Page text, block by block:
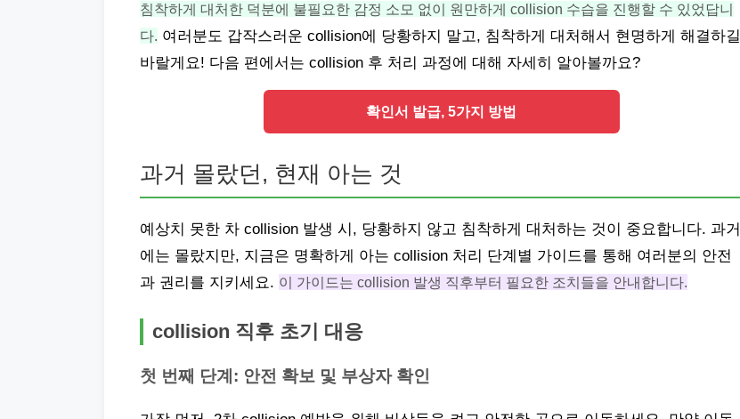
침착하게 대처한 덕분에 불필요한 감정 소모 없이 원만하게 collision 수습을 진행할 수 있었답니
다. 여러분도 갑작스러운 collision에 당황하지 말고, 침착하게 대처해서 현명하게 해결하길
바랄게요! 다음 편에서는 collision 후 처리 과정에 대해 자세히 알아볼까요?
확인서 발급, 5가지 방법
과거 몰랐던, 현재 아는 것
예상치 못한 차 collision 발생 시, 당황하지 않고 침착하게 대처하는 것이 중요합니다. 과거
에는 몰랐지만, 지금은 명확하게 아는 collision 처리 단계별 가이드를 통해 여러분의 안전
과 권리를 지키세요. 이 가이드는 collision 발생 직후부터 필요한 조치들을 안내합니다.
collision 직후 초기 대응
첫 번째 단계: 안전 확보 및 부상자 확인